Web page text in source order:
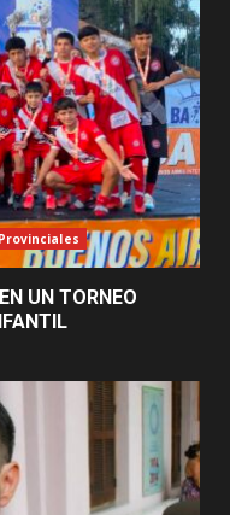
Provinciales
UN TORNEO